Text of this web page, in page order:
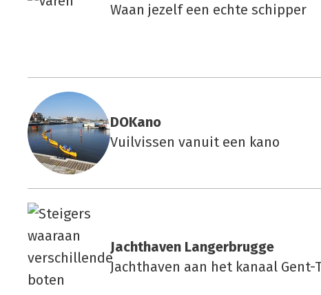
Waan jezelf een echte schipper
DOKa­no
Vuilvissen vanuit een kano
Jacht­ha­ven Lan­ger­brug­ge
Jachthaven aan het kanaal Gent-